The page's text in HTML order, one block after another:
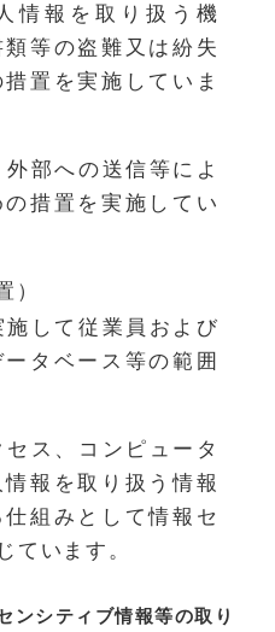
情報を取り扱う機
等の盗難又は紛失
置を実施していま
部への送信等によ
措置を実施してい
）
施して従業員および
タベース等の範囲
ス、コンピュータ
報を取り扱う情報
組みとして情報セ
ています。
ンシティブ情報等の取り